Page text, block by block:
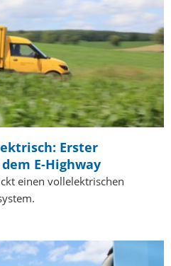
Erster
E-Highway
einen vollelektrischen